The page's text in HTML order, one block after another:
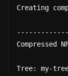
Creating
Compressed
Tree: my-